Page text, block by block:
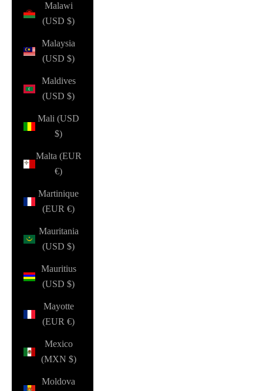
Malawi
(USD $)
Malaysia
(USD $)
Maldives
(USD $)
Mali (USD
$)
Malta (EUR
€)
Martinique
(EUR €)
Mauritania
(USD $)
Mauritius
(USD $)
Mayotte
(EUR €)
Mexico
(MXN $)
Moldova